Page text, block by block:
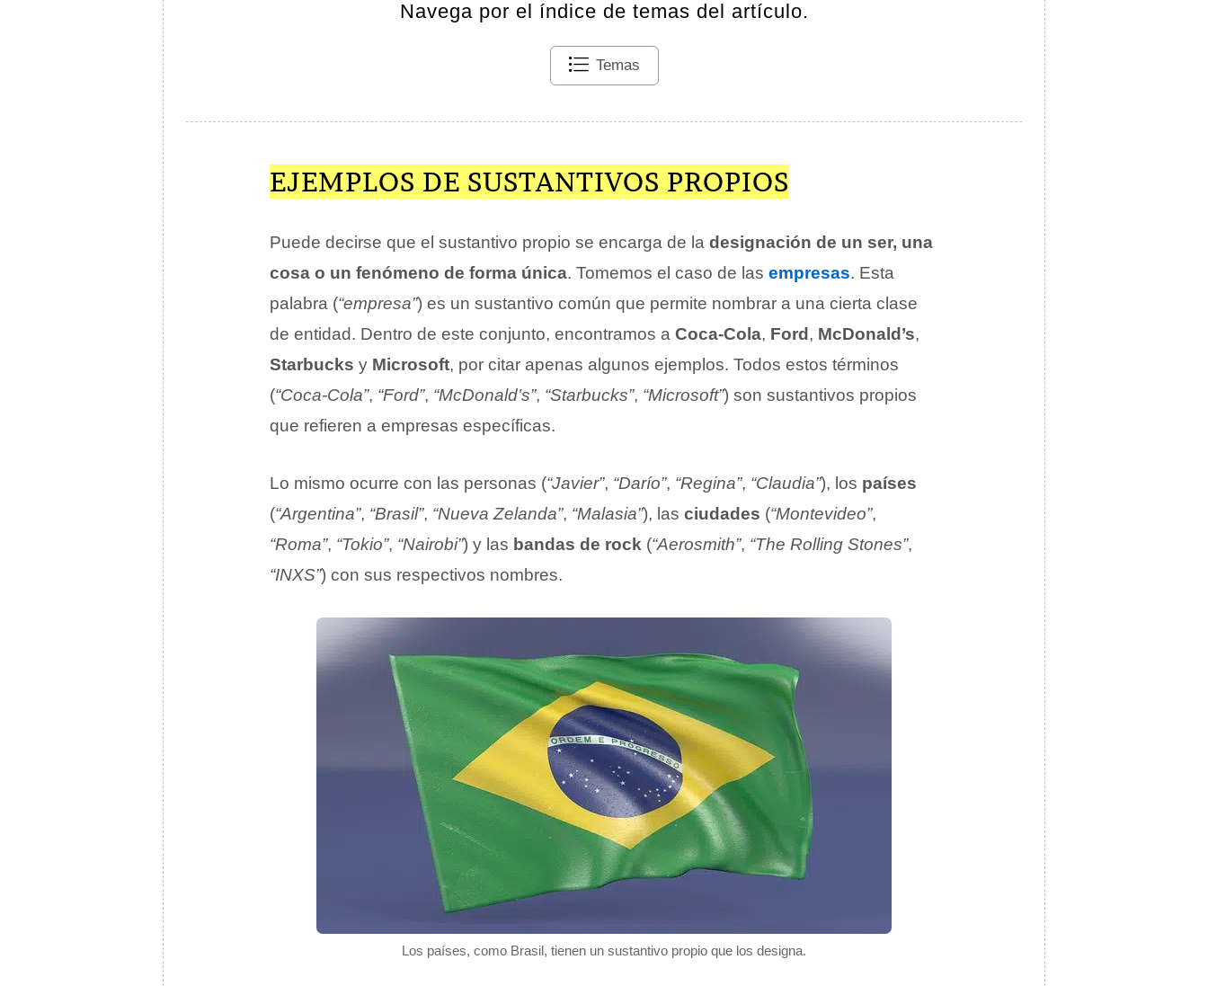
Navega por el índice de temas del artículo.
Temas
EJEMPLOS DE SUSTANTIVOS PROPIOS
Puede decirse que el sustantivo propio se encarga de la designación de un ser, una
cosa o un fenómeno de forma única. Tomemos el caso de las empresas. Esta
palabra (“empresa”) es un sustantivo común que permite nombrar a una cierta clase
de entidad. Dentro de este conjunto, encontramos a Coca-Cola, Ford , McDonald’s,
Starbucks y Microsoft, por citar apenas algunos ejemplos. Todos estos términos
(“Coca-Cola”, “Ford”, “McDonald’s”, “Starbucks”, “Microsoft”) son sustantivos propios
que refieren a empresas específicas.
Lo mismo ocurre con las personas (“Javier”, “Darío”, “Regina”, “Claudia”), los países
(“Argentina”, “Brasil”, “Nueva Zelanda”, “Malasia”), las ciudades (“Montevideo”,
“Roma”, “Tokio”, “Nairobi”) y las bandas de rock (“Aerosmith”, “The Rolling Stones”,
“INXS”) con sus respectivos nombres.
Los países, como Brasil, tienen un sustantivo propio que los designa.